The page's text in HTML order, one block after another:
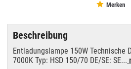
Merken
Beschreibung
Entladungslampe 150W Technische
7000K Typ: HSD 150/70 DE/SE: SE...